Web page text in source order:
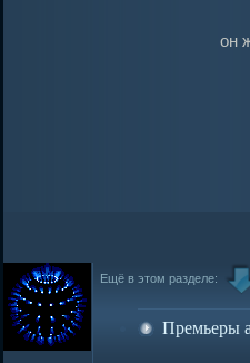
он
Ещё в этом разделе:
Премьеры